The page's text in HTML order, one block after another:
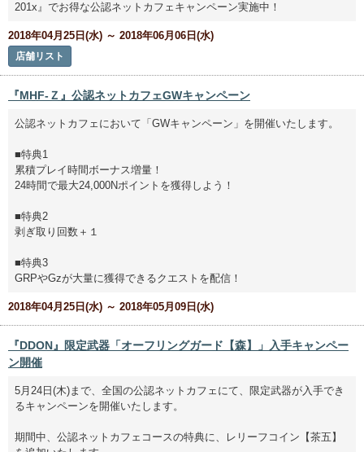
201x』でお得な公認ネットカフェキャンペーン実施中！
2018年04月25日(水) ～ 2018年06月06日(水)
店舗リスト
『MHF-Ｚ』公認ネットカフェGWキャンペーン
公認ネットカフェにおいて「GWキャンペーン」を開催いたします。
■特典1
累積プレイ時間ボーナス増量！
24時間で最大24,000Nポイントを獲得しよう！
■特典2
剥ぎ取り回数＋１
■特典3
GRPやGzが大量に獲得できるクエストを配信！
2018年04月25日(水) ～ 2018年05月09日(水)
『DDON』限定武器「オーフリングガード【森】」入手キャンペー
ン開催
5月24日(木)まで、全国の公認ネットカフェにて、限定武器が入手でき
るキャンペーンを開催いたします。
期間中、公認ネットカフェコースの特典に、レリーフコイン【茶五】